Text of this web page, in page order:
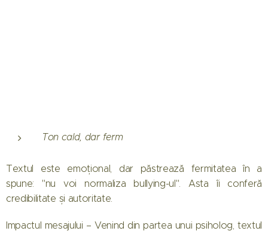
Ton cald, dar ferm
Textul este emoțional, dar păstrează fermitatea în a
spune: "nu voi normaliza bullying-ul". Asta îi conferă
credibilitate și autoritate.
Impactul mesajului – Venind din partea unui psiholog, textul